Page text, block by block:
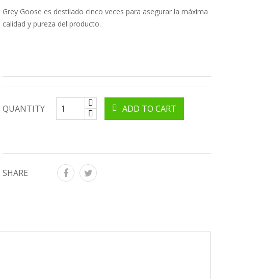
Grey Goose es destilado cinco veces para asegurar la máxima
calidad y pureza del producto.
QUANTITY ADD TO CART
SHARE